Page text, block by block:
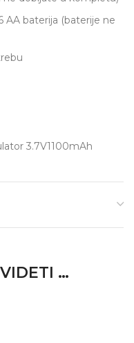
AA baterija (baterije ne
3.7V1100mAh
…